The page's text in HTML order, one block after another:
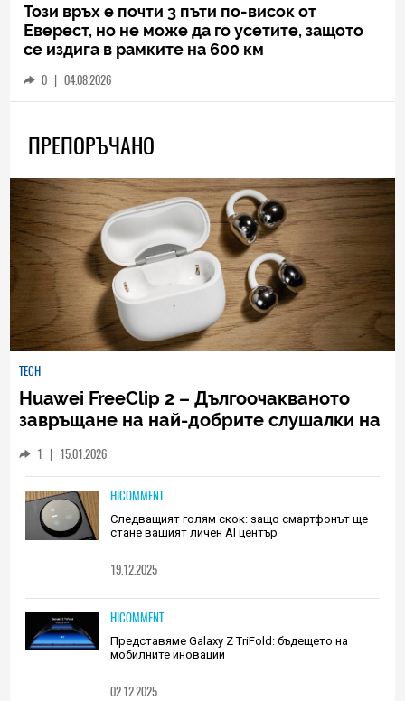
Този връх е почти 3 пъти по-висок от
Еверест, но не може да го усетите, защото
се издига в рамките на 600 км
0 | 04.08.2026
ПРЕПОРЪЧАНО
TECH
Huawei FreeClip 2 – Дългоочакваното
завръщане на най-добрите слушалки на
1 | 15.01.2026
HICOMMENT
Следващият голям скок: защо смартфонът ще
стане вашият личен AI център
19.12.2025
HICOMMENT
Представяме Galaxy Z TriFold: бъдещето на
мобилните иновации
02.12.2025